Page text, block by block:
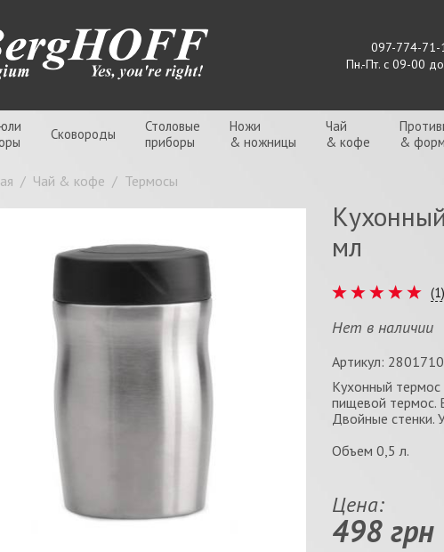
097-774-71-
Пн.-Пт. с 09-00
Сковороды
Столовые
приборы
Ножи
& ножницы
Чай
& кофе
&
/ Чай & кофе / Термосы
мл
(1
Нет в наличии
Артикул: 2801710
Кухонный
пищевой термос.
Двойные стенки.
Объем 0,5 л.
Цена:
498 грн